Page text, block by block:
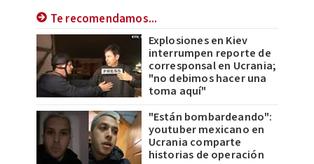
Te recomendamos...
Explosiones en Kiev
interrumpen reporte de
corresponsal en Ucrania;
"no debimos hacer una
toma aquí"
"Están bombardeando":
youtuber mexicano en
Ucrania comparte
historias de operación